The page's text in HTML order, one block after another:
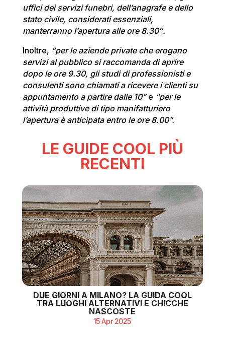
uffici dei servizi funebri, dell’anagrafe e dello
stato civile, considerati essenziali,
manterranno l’apertura alle ore 8.30″.
Inoltre, “per le aziende private che erogano
servizi al pubblico si raccomanda di aprire
dopo le ore 9.30, gli studi di professionisti e
consulenti sono chiamati a ricevere i clienti su
appuntamento a partire dalle 10”e “per le
attività produttive di tipo manifatturiero
l’apertura è anticipata entro le ore 8.00”.
LE GUIDE COOL PIÙ
RECENTI
DUE GIORNI A MILANO? LA GUIDA COOL
TRA LUOGHI ALTERNATIVI E CHICCHE
NASCOSTE
15 Apr 2025